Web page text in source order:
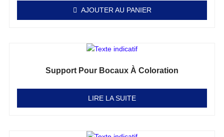
AJOUTER AU PANIER
Support Pour Bocaux À Coloration
LIRE LA SUITE